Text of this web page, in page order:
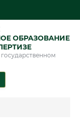
ОБРАЗОВАНИЕ